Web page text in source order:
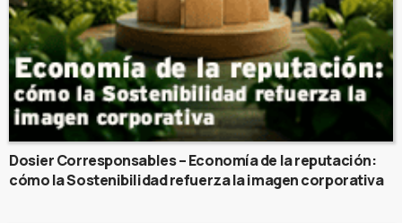
Dosier Corresponsables – Economía de la reputación:
cómo la Sostenibilidad refuerza la imagen corporativa